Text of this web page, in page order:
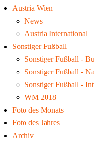
Austria Wien
News
Austria International
Sonstiger Fußball
Sonstiger Fußball -
Sonstiger Fußball -
Sonstiger Fußball -
WM 2018
Foto des Monats
Foto des Jahres
Archiv